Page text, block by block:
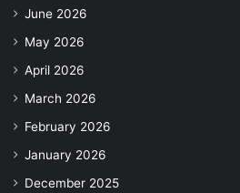
June 2026
May 2026
April 2026
March 2026
February 2026
January 2026
December 2025